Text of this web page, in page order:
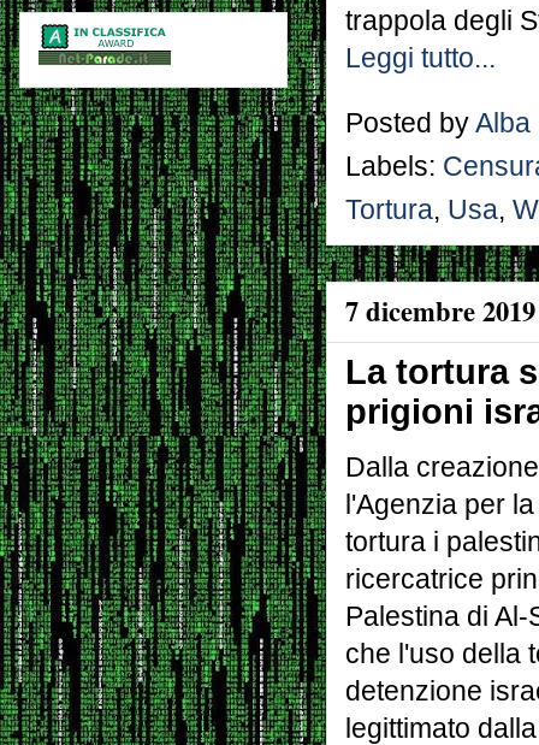
trappola degli
Leggi tutto...
Posted by Alba
Labels:
Tortura, Usa,
7 dicembre 2019
La tortura
prigioni
Dalla
l'Agenzia per
tortura i
ricercatrice
Palestina di
che l'uso della
detenzione
legittimato